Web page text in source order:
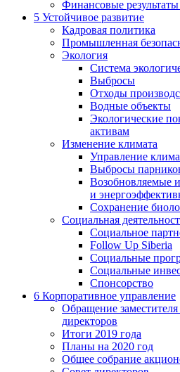
Финансовые
5 Устойчивое развитие
Кадровая политика
Промышленная
Экология
Система
Выбросы
Отходы
Водные объекты
Экологические
активам
Изменение климата
Управление
Выбросы
Возобновляемые
и
Сохранение
Социальная
Социальное
Follow Up Siberia
Социальные
Социальные
Спонсорство
6 Корпоративное управление
Обращение
директоров
Итоги 2019 года
Планы на 2020 год
Общее собрание